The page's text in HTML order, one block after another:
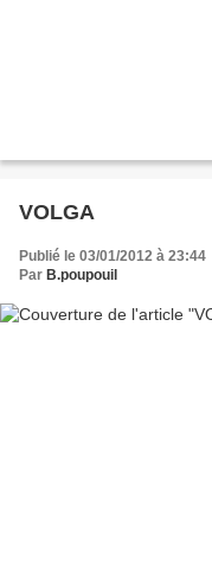
VOLGA
Publié le 03/01/2012 à 23:44
Par B.poupouil